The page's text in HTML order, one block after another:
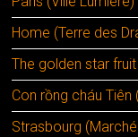
Home (Terre des
The golden star
Con rồng cháu Tiên
Strasbourg